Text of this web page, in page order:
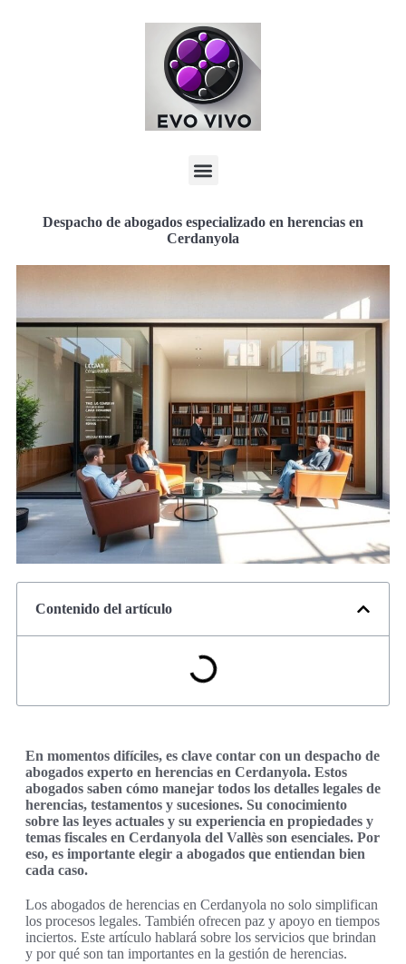
Despacho de abogados especializado en herencias en
Cerdanyola
Contenido del artículo
En momentos difíciles, es clave contar con un despacho de
abogados experto en herencias en Cerdanyola. Estos
abogados saben cómo manejar todos los detalles legales de
herencias, testamentos y sucesiones. Su conocimiento
sobre las leyes actuales y su experiencia en propiedades y
temas fiscales en Cerdanyola del Vallès son esenciales. Por
eso, es importante elegir a abogados que entiendan bien
cada caso.
Los abogados de herencias en Cerdanyola no solo simplifican
los procesos legales. También ofrecen paz y apoyo en tiempos
inciertos. Este artículo hablará sobre los servicios que brindan
y por qué son tan importantes en la gestión de herencias.